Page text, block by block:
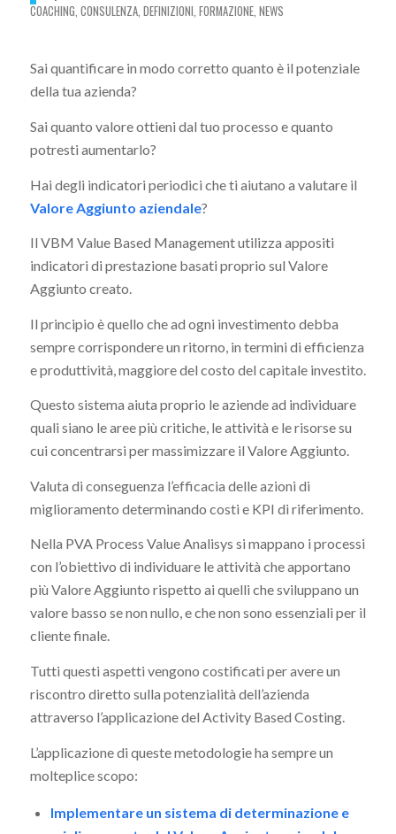
COACHING CONSULENZA, DEFINIZIONI FORMAZIONE, NEWS
Sai quantificare in modo corretto quanto è il potenziale
della tua azienda?
Sai quanto valore ottieni dal tuo processo e quanto
potresti aumentarlo?
Hai degli indicatori periodici che ti aiutano a valutare il
Valore Aggiunto aziendale?
Il VBM Value Based Management utilizza appositi
indicatori di prestazione basati proprio sul Valore
Aggiunto creato.
Il principio è quello che ad ogni investimento debba
sempre corrispondere un ritorno, in termini di efficienza
e produttività, maggiore del costo del capitale investito.
Questo sistema aiuta proprio le aziende ad individuare
quali siano le aree più critiche, le attività e le risorse su
cui concentrarsi per massimizzare il Valore Aggiunto.
Valuta di conseguenza l’efficacia delle azioni di
miglioramento determinando costi e KPI di riferimento.
Nella PVA Process Value Analisys si mappano i processi
con l’obiettivo di individuare le attività che apportano
più Valore Aggiunto rispetto ai quelli che sviluppano un
valore basso se non nullo, e che non sono essenziali per il
cliente finale.
Tutti questi aspetti vengono costificati per avere un
riscontro diretto sulla potenzialità dell’azienda
attraverso l’applicazione del Activity Based Costing.
L’applicazione di queste metodologie ha sempre un
molteplice scopo:
Implementare un sistema di determinazione e